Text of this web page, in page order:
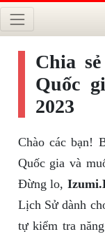
Chia
Quốc
2023
Chào các bạn!
Quốc gia và
Đừng lo,
Lịch Sử dành
tự kiểm tra